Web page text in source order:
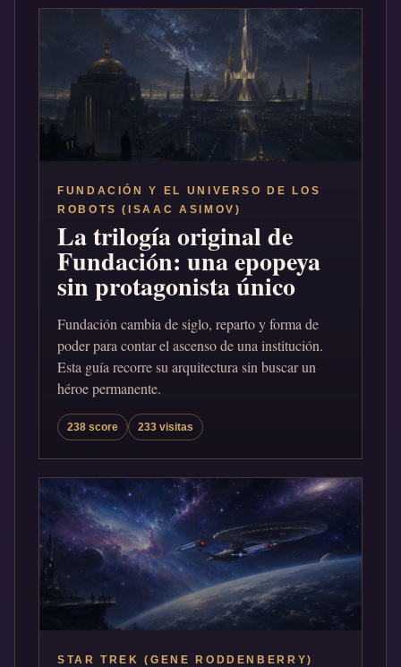
FUNDACIÓN Y EL UNIVERSO DE LOS
ROBOTS (ISAAC ASIMOV)
La trilogía original de
Fundación: una epopeya
sin protagonista único
Fundación cambia de siglo, reparto y forma de
poder para contar el ascenso de una institución.
Esta guía recorre su arquitectura sin buscar un
héroe permanente.
238 score 233 visitas
STAR TREK (GENE RODDENBERRY)